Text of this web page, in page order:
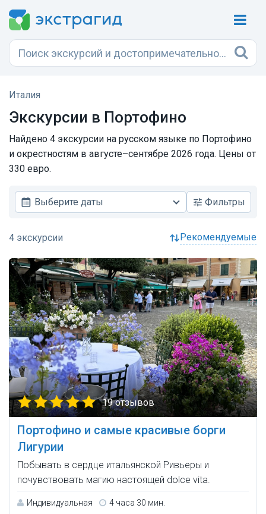
Италия
Экскурсии в Портофино
Найдено 4 экскурсии на русском языке по Портофино
и окрестностям в августе–сентябре 2026 года. Цены от
330 евро.
Выберите даты Фильтры
рекомендуемые
19 отзывов
Портофино и самые красивые борги
Лигурии
Побывать в сердце итальянской Ривьеры и
почувствовать магию настоящей dolce vita.
Индивидуальная 4 часа 30 мин.